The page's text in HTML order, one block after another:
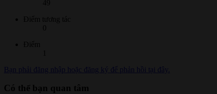
49
Điểm tương tác
0
Điểm
Bạn phải đăng nhập hoặc đăng ký để phản hồi tại đây.
Có thể bạn quan tâm